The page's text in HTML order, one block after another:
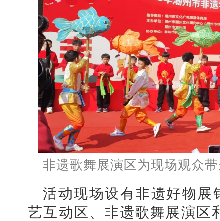
非遗歌舞展演区为现场观众
活动现场设有非遗好物展
艺互动区、非遗歌舞展演区